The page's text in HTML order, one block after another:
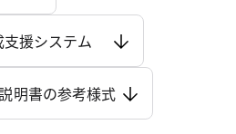
援システム
明書の参考様式